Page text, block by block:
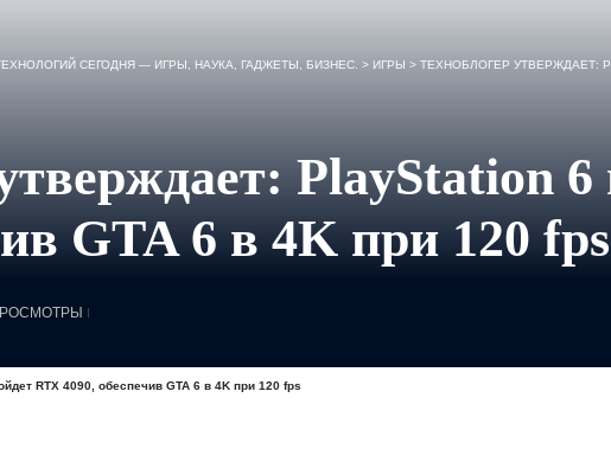
СЕГОДНЯ — ИГРЫ, НАУКА, ГАДЖЕТЫ, БИЗНЕС. > ИГРЫ > ТЕХНОБЛОГЕР УТВЕРЖДАЕТ:
PlayStation
GTA 6 в 4K при 120 fps
RTX 4090, обеспечив GTA 6 в 4K при 120 fps